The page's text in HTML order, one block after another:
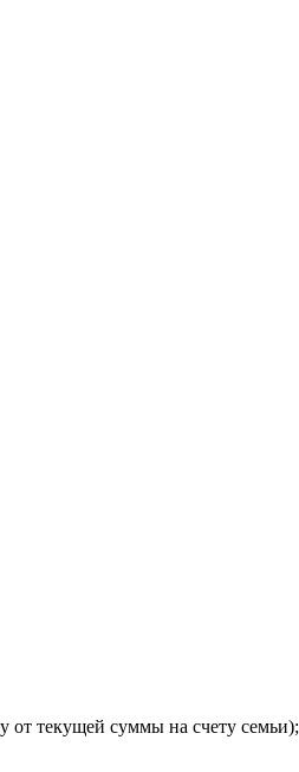
от текущей суммы на счету семьи);